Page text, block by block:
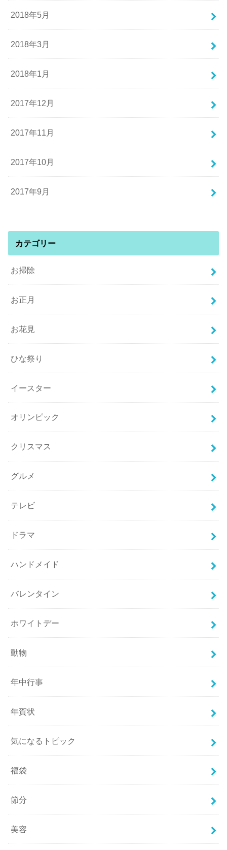
2018年5月
2018年3月
2018年1月
2017年12月
2017年11月
2017年10月
2017年9月
カテゴリー
お掃除
お正月
お花見
ひな祭り
イースター
オリンピック
クリスマス
グルメ
テレビ
ドラマ
ハンドメイド
バレンタイン
ホワイトデー
動物
年中行事
年賀状
気になるトピック
福袋
節分
美容